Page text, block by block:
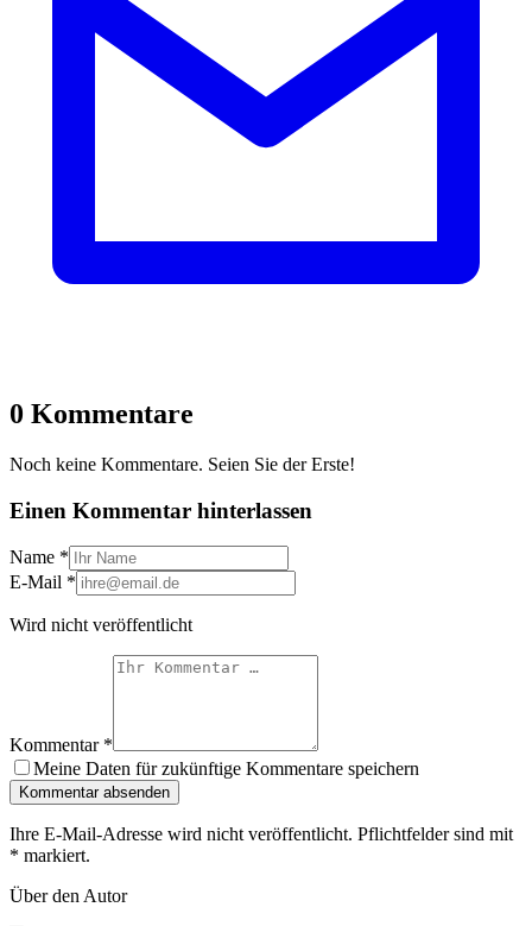
0 Kommentare
Noch keine Kommentare. Seien Sie der Erste!
Einen Kommentar hinterlassen
Name *
E-Mail *
Wird nicht veröffentlicht
Kommentar *
Meine Daten für zukünftige Kommentare speichern
Kommentar absenden
Ihre E-Mail-Adresse wird nicht veröffentlicht. Pflichtfelder sind mit
* markiert.
Über den Autor